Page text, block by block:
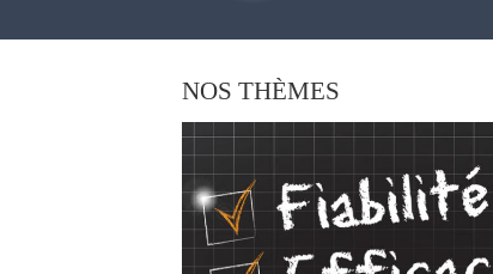
NOS THÈMES